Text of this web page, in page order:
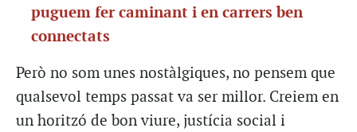
puguem fer caminant i en carrers ben
connectats
Però no som unes nostàlgiques, no pensem que
qualsevol temps passat va ser millor. Creiem en
un horitzó de bon viure, justícia social i